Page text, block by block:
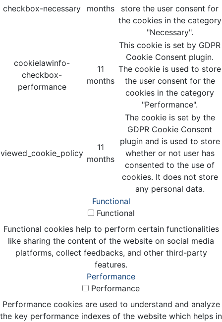
checkbox-necessary
months
store the user consent for
the cookies in the category
"Necessary".
cookielawinfo-
checkbox-
performance
11
months
This cookie is set by GDPR
Cookie Consent plugin.
The cookie is used to store
the user consent for the
cookies in the category
"Performance".
viewed_cookie_policy
11
months
The cookie is set by the
GDPR Cookie Consent
plugin and is used to store
whether or not user has
consented to the use of
cookies. It does not store
any personal data.
Functional
Functional
Functional cookies help to perform certain functionalities
like sharing the content of the website on social media
platforms, collect feedbacks, and other third-party
features.
Performance
Performance
Performance cookies are used to understand and analyze
the key performance indexes of the website which helps in